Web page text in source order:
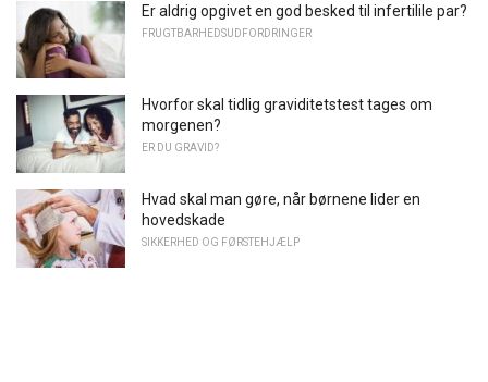
Er aldrig opgivet en god besked til infertilile par?
FRUGTBARHEDSUDFORDRINGER
Hvorfor skal tidlig graviditetstest tages om
morgenen?
ER DU GRAVID?
Hvad skal man gøre, når børnene lider en
hovedskade
SIKKERHED OG FØRSTEHJÆLP